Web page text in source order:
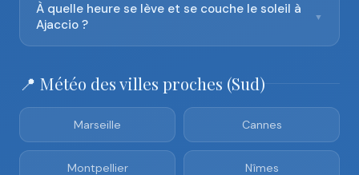
À quelle heure se lève et se couche le soleil à
Ajaccio ?
▼
📍 Météo des villes proches (Sud)
Marseille Cannes
Montpellier Nîmes